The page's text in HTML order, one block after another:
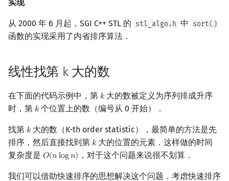
实现
从 2000 年 6 月起，SGI C++ STL 的 stl_algo.h 中 sort()
函数的实现采用了内省排序算法．
线性找第 k 大的数
在下面的代码示例中，第 𝑘
k 大的数被定义为序列排成升序
时，第 𝑘
k 个位置上的数（编号从 0 开始）．
找第 𝑘
k 大的数（K-th order statistic），最简单的方法是先
排序，然后直接找到第 𝑘
k 大的位置的元素．这样做的时间
复杂度是 𝑂(𝑛log𝑛)
O(nlogn) ，对于这个问题来说很不划算．
我们可以借助快速排序的思想解决这个问题．考虑快速排序